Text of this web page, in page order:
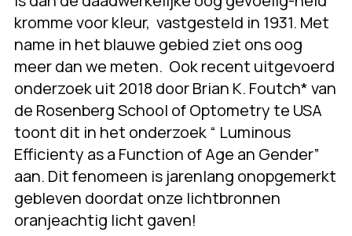
kromme voor kleur, vastgesteld in 1931. Met
name in het blauwe gebied ziet ons oog
meer dan we meten. Ook recent uitgevoerd
onderzoek uit 2018 door Brian K. Foutch* van
de Rosenberg School of Optometry te USA
toont dit in het onderzoek “ Luminous
Efficienty as a Function of Age an Gender”
aan. Dit fenomeen is jarenlang onopgemerkt
gebleven doordat onze lichtbronnen
oranjeachtig licht gaven!